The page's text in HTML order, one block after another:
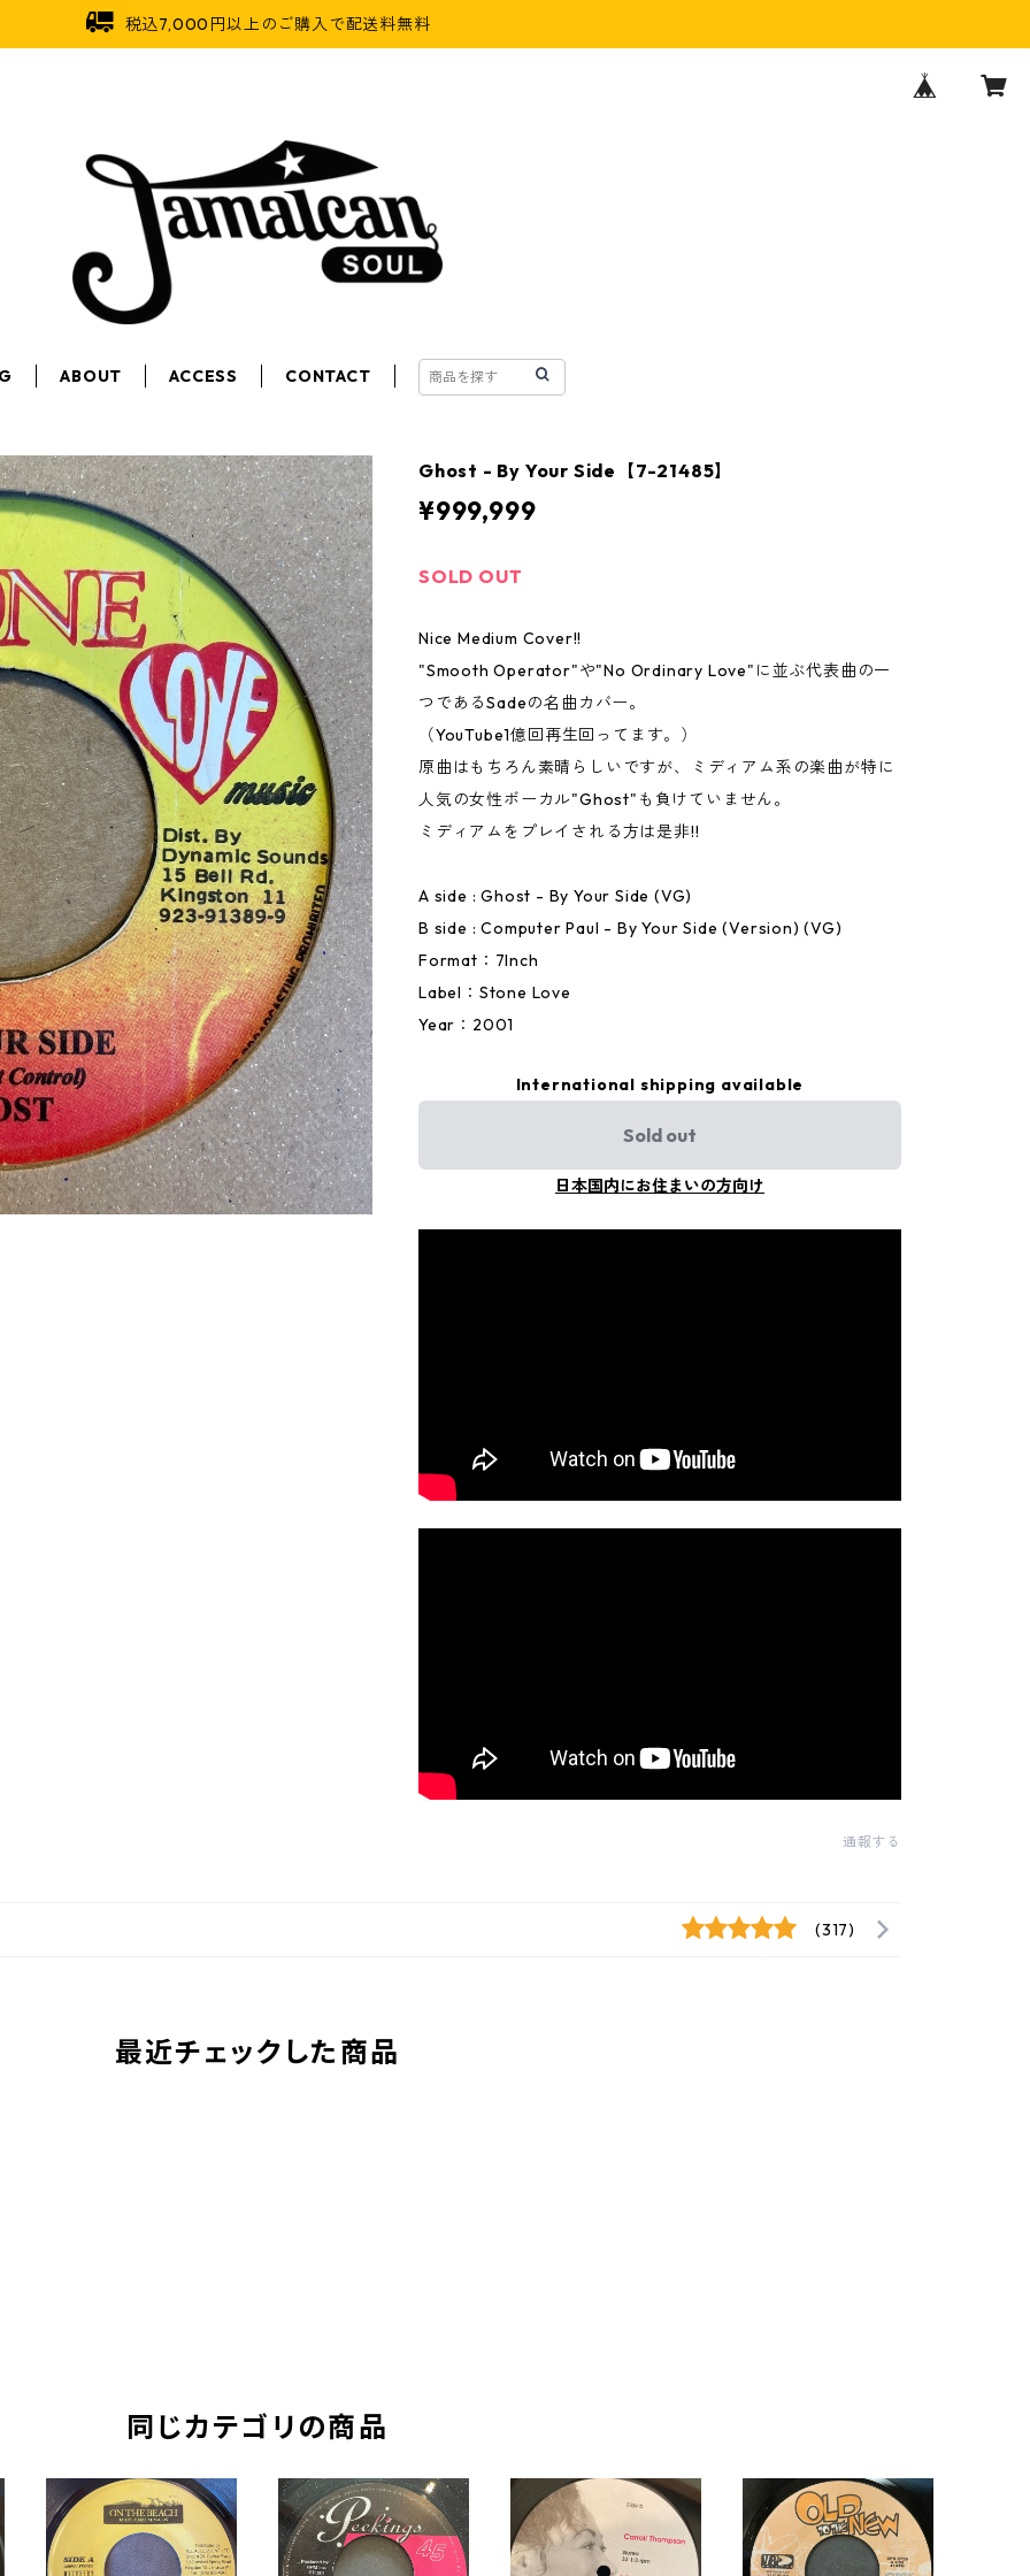
税込7,000円以上のご購入で配送料無料
ABOUT ACCESS CONTACT
Ghost - By Your Side【7-21485】
¥999,999
SOLD OUT
Nice Medium Cover!!
"Smooth Operator"や"No Ordinary Love"に並ぶ代表曲の一
つであるSadeの名曲カバー。
（YouTube1億回再生回ってます。）
原曲はもちろん素晴らしいですが、ミディアム系の楽曲が特に
人気の女性ボーカル"Ghost"も負けていません。
ミディアムをプレイされる方は是非!!
A side : Ghost - By Your Side (VG)
B side : Computer Paul - By Your Side (Version) (VG)
Format：7Inch
Label：Stone Love
Year：2001
International shipping available
Sold out
日本国内にお住まいの方向け
通報する
(317)
最近チェックした商品
同じカテゴリの商品